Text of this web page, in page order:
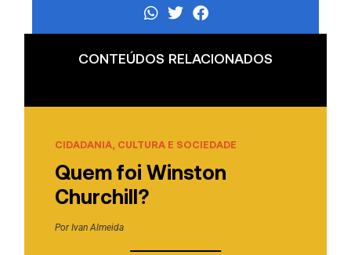
CONTEÚDOS RELACIONADOS
CIDADANIA, CULTURA E SOCIEDADE
Quem foi Winston
Churchill?
PorIvan Almeida